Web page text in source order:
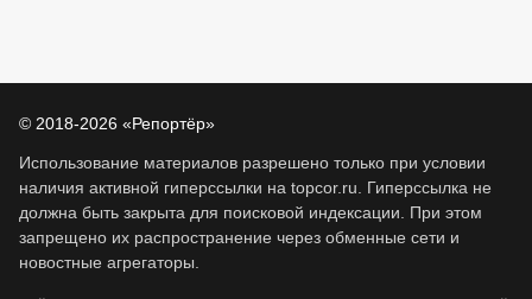
© 2018-2026 «Репортёр»
Использование материалов разрешено только при условии
наличия активной гиперссылки на topcor.ru. Гиперссылка не
должна быть закрыта для поисковой индексации. При этом
запрещено их распространение через обменные сети и
новостные агрегаторы.